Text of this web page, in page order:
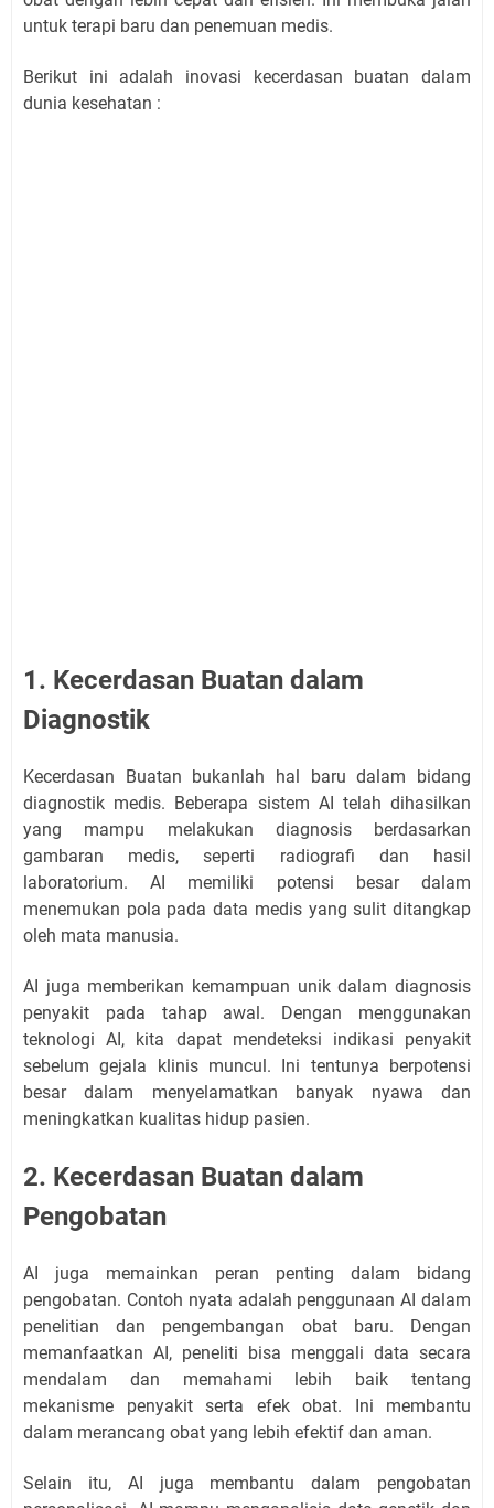
untuk terapi baru dan penemuan medis.
Berikut ini adalah inovasi kecerdasan buatan dalam
dunia kesehatan :
1. Kecerdasan Buatan dalam
Diagnostik
Kecerdasan Buatan bukanlah hal baru dalam bidang
diagnostik medis. Beberapa sistem AI telah dihasilkan
yang mampu melakukan diagnosis berdasarkan
gambaran medis, seperti radiografi dan hasil
laboratorium. AI memiliki potensi besar dalam
menemukan pola pada data medis yang sulit ditangkap
oleh mata manusia.
AI juga memberikan kemampuan unik dalam diagnosis
penyakit pada tahap awal. Dengan menggunakan
teknologi AI, kita dapat mendeteksi indikasi penyakit
sebelum gejala klinis muncul. Ini tentunya berpotensi
besar dalam menyelamatkan banyak nyawa dan
meningkatkan kualitas hidup pasien.
2. Kecerdasan Buatan dalam
Pengobatan
AI juga memainkan peran penting dalam bidang
pengobatan. Contoh nyata adalah penggunaan AI dalam
penelitian dan pengembangan obat baru. Dengan
memanfaatkan AI, peneliti bisa menggali data secara
mendalam dan memahami lebih baik tentang
mekanisme penyakit serta efek obat. Ini membantu
dalam merancang obat yang lebih efektif dan aman.
Selain itu, AI juga membantu dalam pengobatan